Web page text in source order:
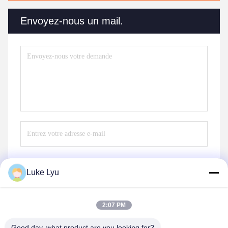
Envoyez-nous un mail.
Luke Lyu
2:07 PM